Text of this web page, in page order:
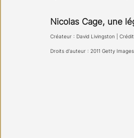
Nicolas Cage, une
Créateur : David Livingston |
Droits d'auteur : 2011 Getty Images